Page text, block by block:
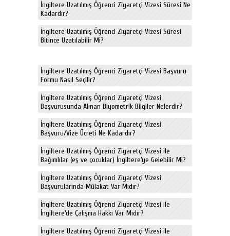
İngiltere Uzatılmış Öğrenci Ziyaretçi Vizesi Süresi Ne
Kadardır?
İngiltere Uzatılmış Öğrenci Ziyaretçi Vizesi Süresi
Bitince Uzatılabilir Mi?
İngiltere Uzatılmış Öğrenci Ziyaretçi Vizesi Başvuru
Formu Nasıl Seçilir?
İngiltere Uzatılmış Öğrenci Ziyaretçi Vizesi
Başvurusunda Alınan Biyometrik Bilgiler Nelerdir?
İngiltere Uzatılmış Öğrenci Ziyaretçi Vizesi
Başvuru/Vize Ücreti Ne Kadardır?
İngiltere Uzatılmış Öğrenci Ziyaretçi Vizesi ile
Bağımlılar (eş ve çocuklar) İngiltere’ye Gelebilir Mi?
İngiltere Uzatılmış Öğrenci Ziyaretçi Vizesi
Başvurularında Mülakat Var Mıdır?
İngiltere Uzatılmış Öğrenci Ziyaretçi Vizesi ile
İngiltere’de Çalışma Hakkı Var Mıdır?
İngiltere Uzatılmış Öğrenci Ziyaretçi Vizesi ile